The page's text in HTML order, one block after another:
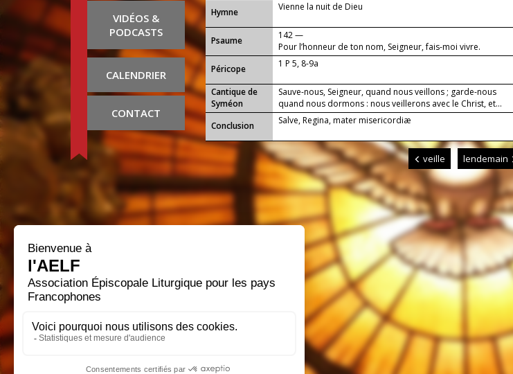
VIDÉOS &
PODCASTS
CALENDRIER
CONTACT
...
Hymne Vienne la nuit de Dieu
Psaume
142 —
Pour l’honneur de ton nom, Seigneur, fais-moi vivre.
Péricope
1 P 5, 8-9a
Cantique de
Syméon
Sauve-nous, Seigneur, quand nous veillons ; garde-nous
quand nous dormons : nous veillerons avec le Christ, et...
Conclusion
Salve, Regina, mater misericordiæ
veille lendemain